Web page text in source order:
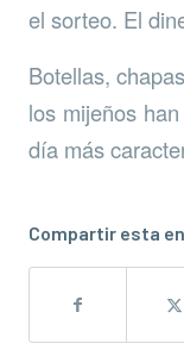
el sorteo. El
Botellas,
los mijeños
día más
Compartir esta